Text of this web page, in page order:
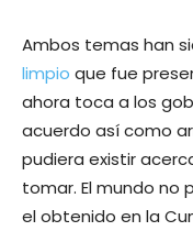
Ambos temas han
limpio que fue
ahora toca a los
acuerdo así como
pudiera existir
tomar. El mundo
el obtenido en la